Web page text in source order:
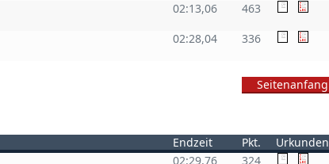
02:13,06 463
02:28,04 336
Seitenanfang
Endzeit Pkt.
Urkunden
02:29,76 324